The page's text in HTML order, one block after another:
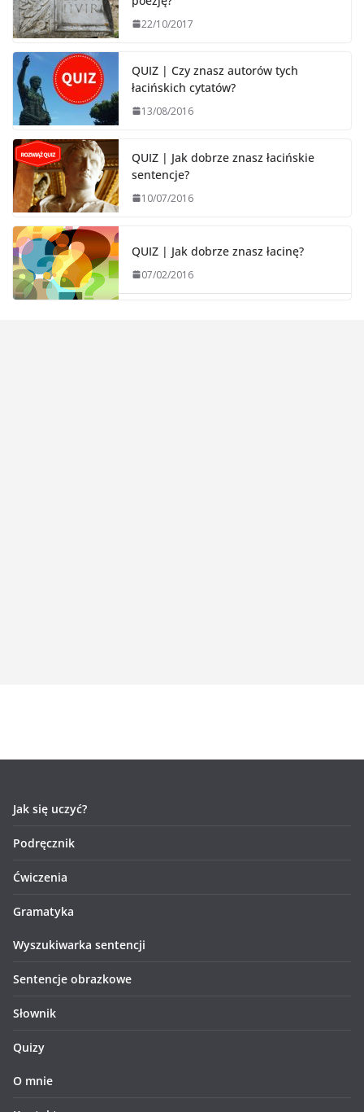
22/10/2017
QUIZ | Czy znasz autorów tych
łacińskich cytatów?
13/08/2016
QUIZ | Jak dobrze znasz łacińskie
sentencje?
10/07/2016
QUIZ | Jak dobrze znasz łacinę?
07/02/2016
Jak się uczyć?
Podręcznik
Ćwiczenia
Gramatyka
Wyszukiwarka sentencji
Sentencje obrazkowe
Słownik
Quizy
O mnie